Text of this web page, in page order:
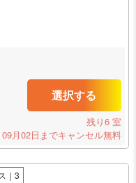
選択する
残り6 室
09月02日までキャンセル無料
｜3